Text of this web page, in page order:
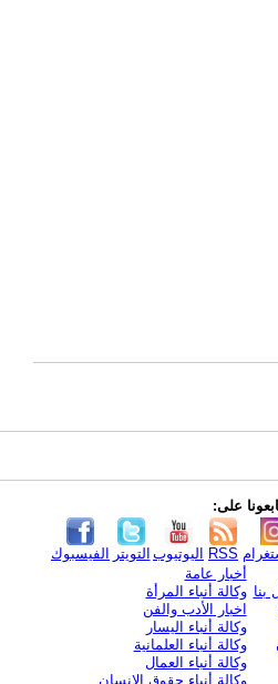
على:
الفيسبوك التويتر اليوتيوب RSS
بنا
أخبار عامة
وكالة أنباء المرأة
اخبار الأدب والفن
وكالة أنباء اليسار
وكالة أنباء العلمانية
وكالة أنباء العمال
وكالة أنباء حقوق الإنسان